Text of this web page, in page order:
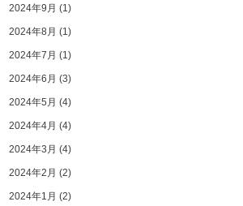
2024年9月 (1)
2024年8月 (1)
2024年7月 (1)
2024年6月 (3)
2024年5月 (4)
2024年4月 (4)
2024年3月 (4)
2024年2月 (2)
2024年1月 (2)